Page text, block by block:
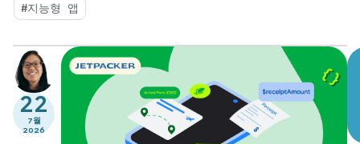
#지능형 앱
22
7월
2026